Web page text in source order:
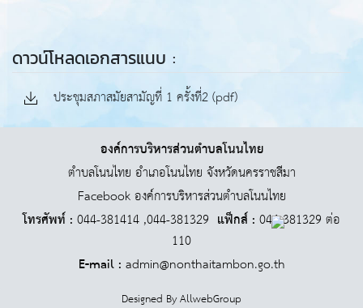
ดาวน์โหลดเอกสารแนบ :
ประชุมสภาสมัยสามัญที่ 1 ครั้งที่2 (pdf)
องค์การบริหารส่วนตำบลโนนไทย
ตำบลโนนไทย อำเภอโนนไทย จังหวัดนครราชสีมา
Facebook องค์การบริหารส่วนตำบลโนนไทย
โทรศัพท์ : 044-381414 ,044-381329 แฟ็กส์ : 044-381329 ต่อ
110
E-mail : admin@nonthaitambon.go.th
Designed ByAllwebGroup